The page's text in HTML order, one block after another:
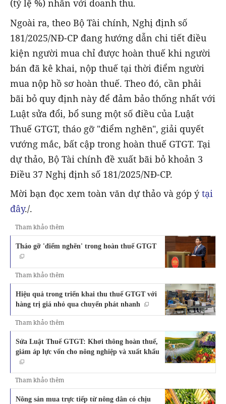
(tỷ lệ %) nhân với doanh thu.
Ngoài ra, theo Bộ Tài chính, Nghị định số
181/2025/NĐ-CP đang hướng dẫn chi tiết điều
kiện người mua chỉ được hoàn thuế khi người
bán đã kê khai, nộp thuế tại thời điểm người
mua nộp hồ sơ hoàn thuế. Theo đó, cần phải
bãi bỏ quy định này để đảm bảo thống nhất với
Luật sửa đổi, bổ sung một số điều của Luật
Thuế GTGT, tháo gỡ "điểm nghẽn", giải quyết
vướng mắc, bất cập trong hoàn thuế GTGT. Tại
dự thảo, Bộ Tài chính đề xuất bãi bỏ khoản 3
Điều 37 Nghị định số 181/2025/NĐ-CP.
Mời bạn đọc xem toàn văn dự thảo và góp ýtại
đây./.
Tham khảo thêm
Tháo gỡ 'điểm nghẽn' trong hoàn thuế GTGT
Tham khảo thêm
Hiệu quả trong triển khai thu thuế GTGT với
hàng trị giá nhỏ qua chuyển phát nhanh
Tham khảo thêm
Sửa Luật Thuế GTGT: Khơi thông hoàn thuế,
giảm áp lực vốn cho nông nghiệp và xuất khẩu
Tham khảo thêm
Nông sản mua trực tiếp từ nông dân có chịu